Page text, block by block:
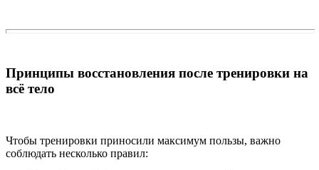
Принципы восстановления после тренировки на
всё тело
Чтобы тренировки приносили максимум пользы, важно
соблюдать несколько правил: